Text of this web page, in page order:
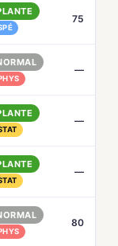
75
—
—
—
80